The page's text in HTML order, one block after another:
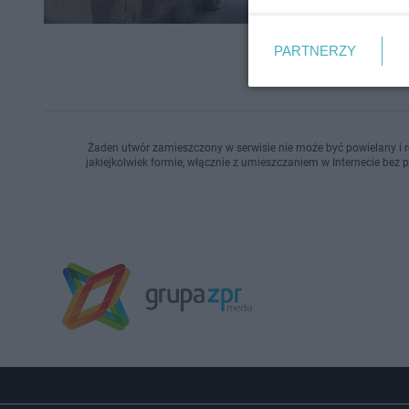
Żaden utwór zamieszczony w serwisie nie może być powielany
jakiejkolwiek formie, włącznie z umieszczaniem w Internecie
PARTNERZY